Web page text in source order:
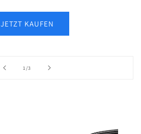
JETZT KAUFEN
1 /von
3